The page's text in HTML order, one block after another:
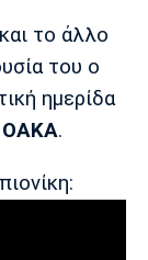
το άλλο
του ο
ημερίδα
ΟΑΚΑ.